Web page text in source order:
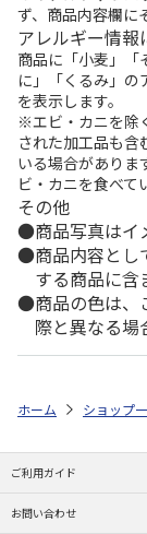
ず、商品内容欄に
アレルギー情報
商品に「小麦」「
に」「くるみ」の
を表示します。
※エビ・カニを除
された加工品も含
いる場合がありま
ビ・カニを食べて
その他
商品写真はイ
商品内容とし
する商品に含
商品の色は、
際と異なる場
ホーム ショップ
ご利用ガイド
お問い合わせ